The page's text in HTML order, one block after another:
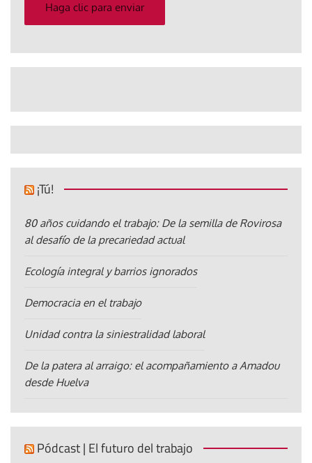
Haga clic para enviar
¡Tú!
80 años cuidando el trabajo: De la semilla de Rovirosa
al desafío de la precariedad actual
Ecología integral y barrios ignorados
Democracia en el trabajo
Unidad contra la siniestralidad laboral
De la patera al arraigo: el acompañamiento a Amadou
desde Huelva
Pódcast | El futuro del trabajo